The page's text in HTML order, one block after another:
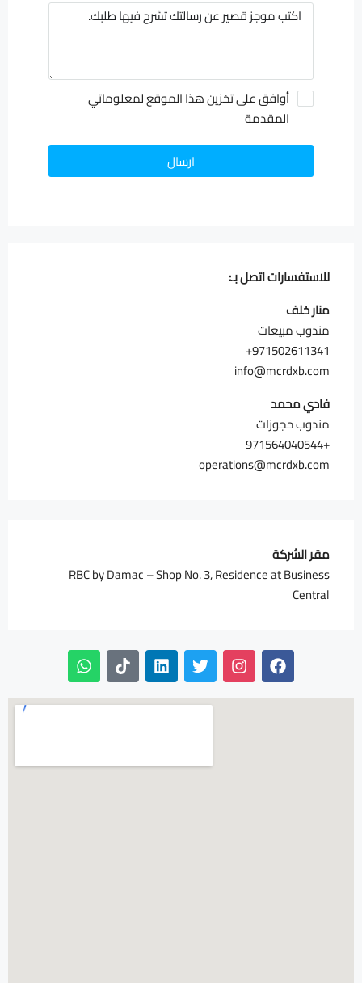
أوافق على تخزين هذا الموقع لمعلوماتي
المقدمة
ارسال
للاستفسارات اتصل بـ:
منار خلف
مندوب مبيعات
info@mcrdxb.com
فادي محمد
مندوب حجوزات
+971564040544
operations@mcrdxb.com
مقر الشركة
RBC by Damac – Shop No. 3, Residence at Business
Central